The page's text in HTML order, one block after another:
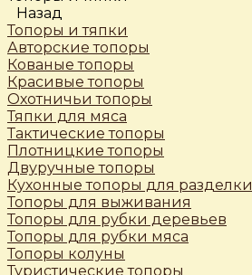
Назад
Топоры и тяпки
Авторские топоры
Кованые топоры
Красивые топоры
Охотничьи топоры
Тяпки для мяса
Тактические топоры
Плотницкие топоры
Двуручные топоры
Кухонные топоры для разделки
Топоры для выживания
Топоры для рубки деревьев
Топоры для рубки мяса
Топоры колуны
Туристические топоры